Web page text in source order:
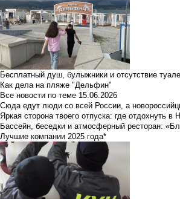
Бесплатный душ, булыжники и отсутствие
Как дела на пляже "Дельфин"
Все новости по теме 15.06.2026
Сюда едут люди со всей России, а
Яркая сторона твоего отпуска: где отдохнуть в
Бассейн, беседки и атмосферный ресторан:
Лучшие компании 2025 года*